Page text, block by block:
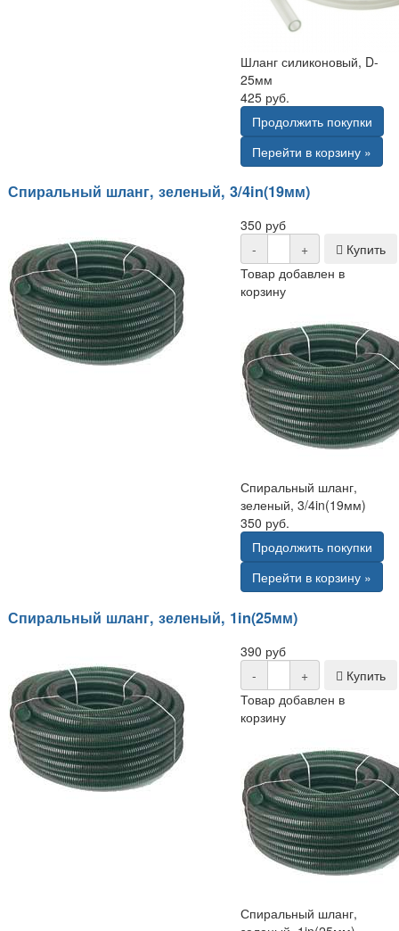
Шланг силиконовый, D-
25мм
425 руб.
Продолжить покупки
Перейти в корзину »
Спиральный шланг, зеленый, 3/4in(19мм)
350 руб
-
+
Купить
Товар добавлен в
корзину
Спиральный шланг,
зеленый, 3/4in(19мм)
350 руб.
Продолжить покупки
Перейти в корзину »
Спиральный шланг, зеленый, 1in(25мм)
390 руб
-
+
Купить
Товар добавлен в
корзину
Спиральный шланг,